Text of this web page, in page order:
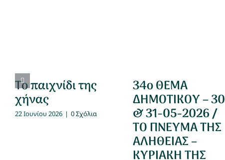
Το παιχνίδι της
χήνας
22 Ιουνίου 2026 | 0 Σχόλια
34ο ΘΕΜΑ
ΔΗΜΟΤΙΚΟΥ – 30
& 31-05-2026 /
ΤΟ ΠΝΕΥΜΑ ΤΗΣ
ΑΛΗΘΕΙΑΣ –
ΚΥΡΙΑΚΗ ΤΗΣ